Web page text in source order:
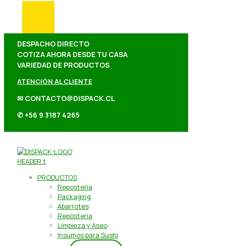
DESPACHO DIRECTO
COTIZA AHORA DESDE TU CASA
VARIEDAD DE PRODUCTOS
ATENCIÓN AL CLIENTE
✉ CONTACTO@DISPACK.CL
✆ +56 9 3187 4265
PRODUCTOS
Repostería
Packaging
Abarrotes
Repostería
Limpieza y Aseo
Insumos para Sushi